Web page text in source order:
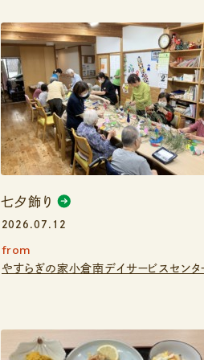
七夕飾り
2026.07.12
from
やすらぎの家小倉南デイサービスセンタ